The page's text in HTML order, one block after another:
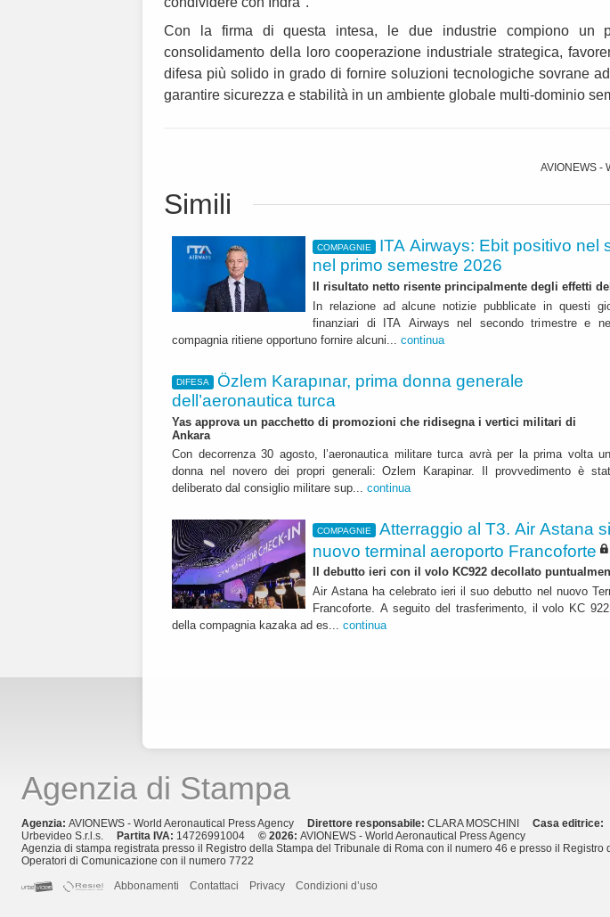
Con la firma di questa intesa, le due industrie compiono un
consolidamento della loro cooperazione industriale strategica,
difesa più solido in grado di fornire soluzioni tecnologiche sovrane
garantire sicurezza e stabilità in un ambiente globale multi-dominio
AVIONEWS -
Simili
COMPAGNIE
ITA Airways: Ebit positivo nel
nel primo semestre 2026
Il risultato netto risente principalmente degli effetti
In relazione ad alcune notizie pubblicate in questi
finanziari di ITA Airways nel secondo trimestre e
compagnia ritiene opportuno fornire alcuni... continua
DIFESA
Özlem Karapınar, prima donna generale
dell’aeronautica turca
Yas approva un pacchetto di promozioni che ridisegna i vertici militari di
Ankara
Con decorrenza 30 agosto, l’aeronautica militare turca avrà per la prima volta
donna nel novero dei propri generali: Ozlem Karapinar. Il provvedimento è
deliberato dal consiglio militare sup... continua
COMPAGNIE
Atterraggio al T3. Air Astana
nuovo terminal aeroporto Francoforte
Il debutto ieri con il volo KC922 decollato
Air Astana ha celebrato ieri il suo debutto nel nuovo
Francoforte. A seguito del trasferimento, il volo KC
della compagnia kazaka ad es... continua
Agenzia di Stampa
Agenzia: AVIONEWS - World Aeronautical Press Agency Direttore responsabile: CLARA MOSCHINI Casa editrice:
Urbevideo S.r.l.s.
Partita IVA: 14726991004 © 2026: AVIONEWS - World Aeronautical Press Agency
Agenzia di stampa registrata presso il Registro della Stampa del Tribunale di Roma con il numero 46 e presso il Registro
Operatori di Comunicazione con il numero 7722
Abbonamenti
Contattaci Privacy Condizioni d’uso